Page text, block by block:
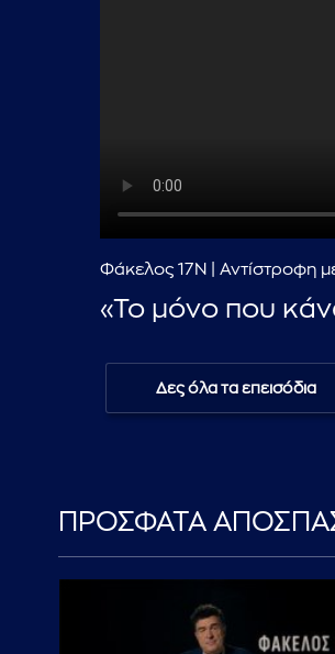
Φάκελος 17Ν | Αντίστροφη
«Το μόνο που
Δες όλα τα επεισόδια
ΠΡΟΣΦΑΤΑ